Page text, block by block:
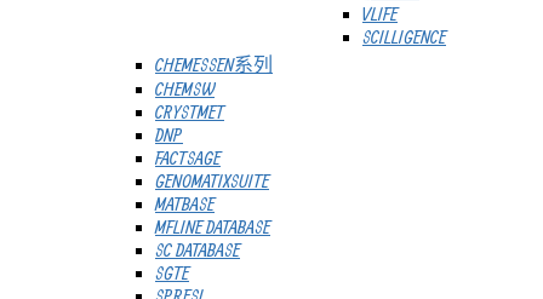
VLIFE
SCILLIGENCE
CHEMESSEN系列
CHEMSW
CRYSTMET
DNP
FACTSAGE
GENOMATIXSUITE
MATBASE
MFLINE DATABASE
SC DATABASE
SGTE